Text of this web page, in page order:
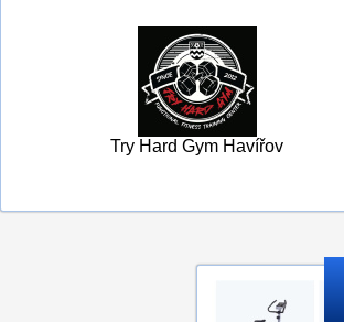
Try Hard Gym Havířov